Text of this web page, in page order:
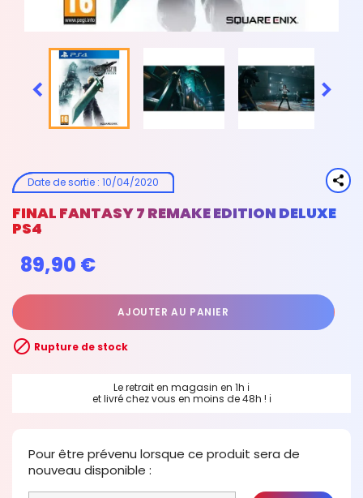
 
Date de sortie : 10/04/2020
FINAL FANTASY 7 REMAKE EDITION DELUXE
PS4
89,90 €
AJOUTER AU PANIER
 Rupture de stock
Le retrait en magasin en 1h ℹ
et livré chez vous en moins de 48h ! ℹ
Pour être prévenu lorsque ce produit sera de
nouveau disponible :